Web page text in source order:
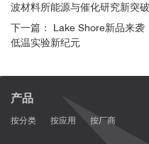
波材料所能源与催化研究新突破
下一篇： Lake Shore新品来
低温实验新纪元
产品
按分类 按应用 按厂商